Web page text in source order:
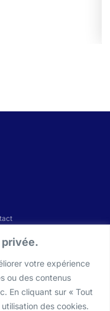
votre expérience
ou des contenus
En cliquant sur « Tout
des cookies.
de rappel
& Conseils